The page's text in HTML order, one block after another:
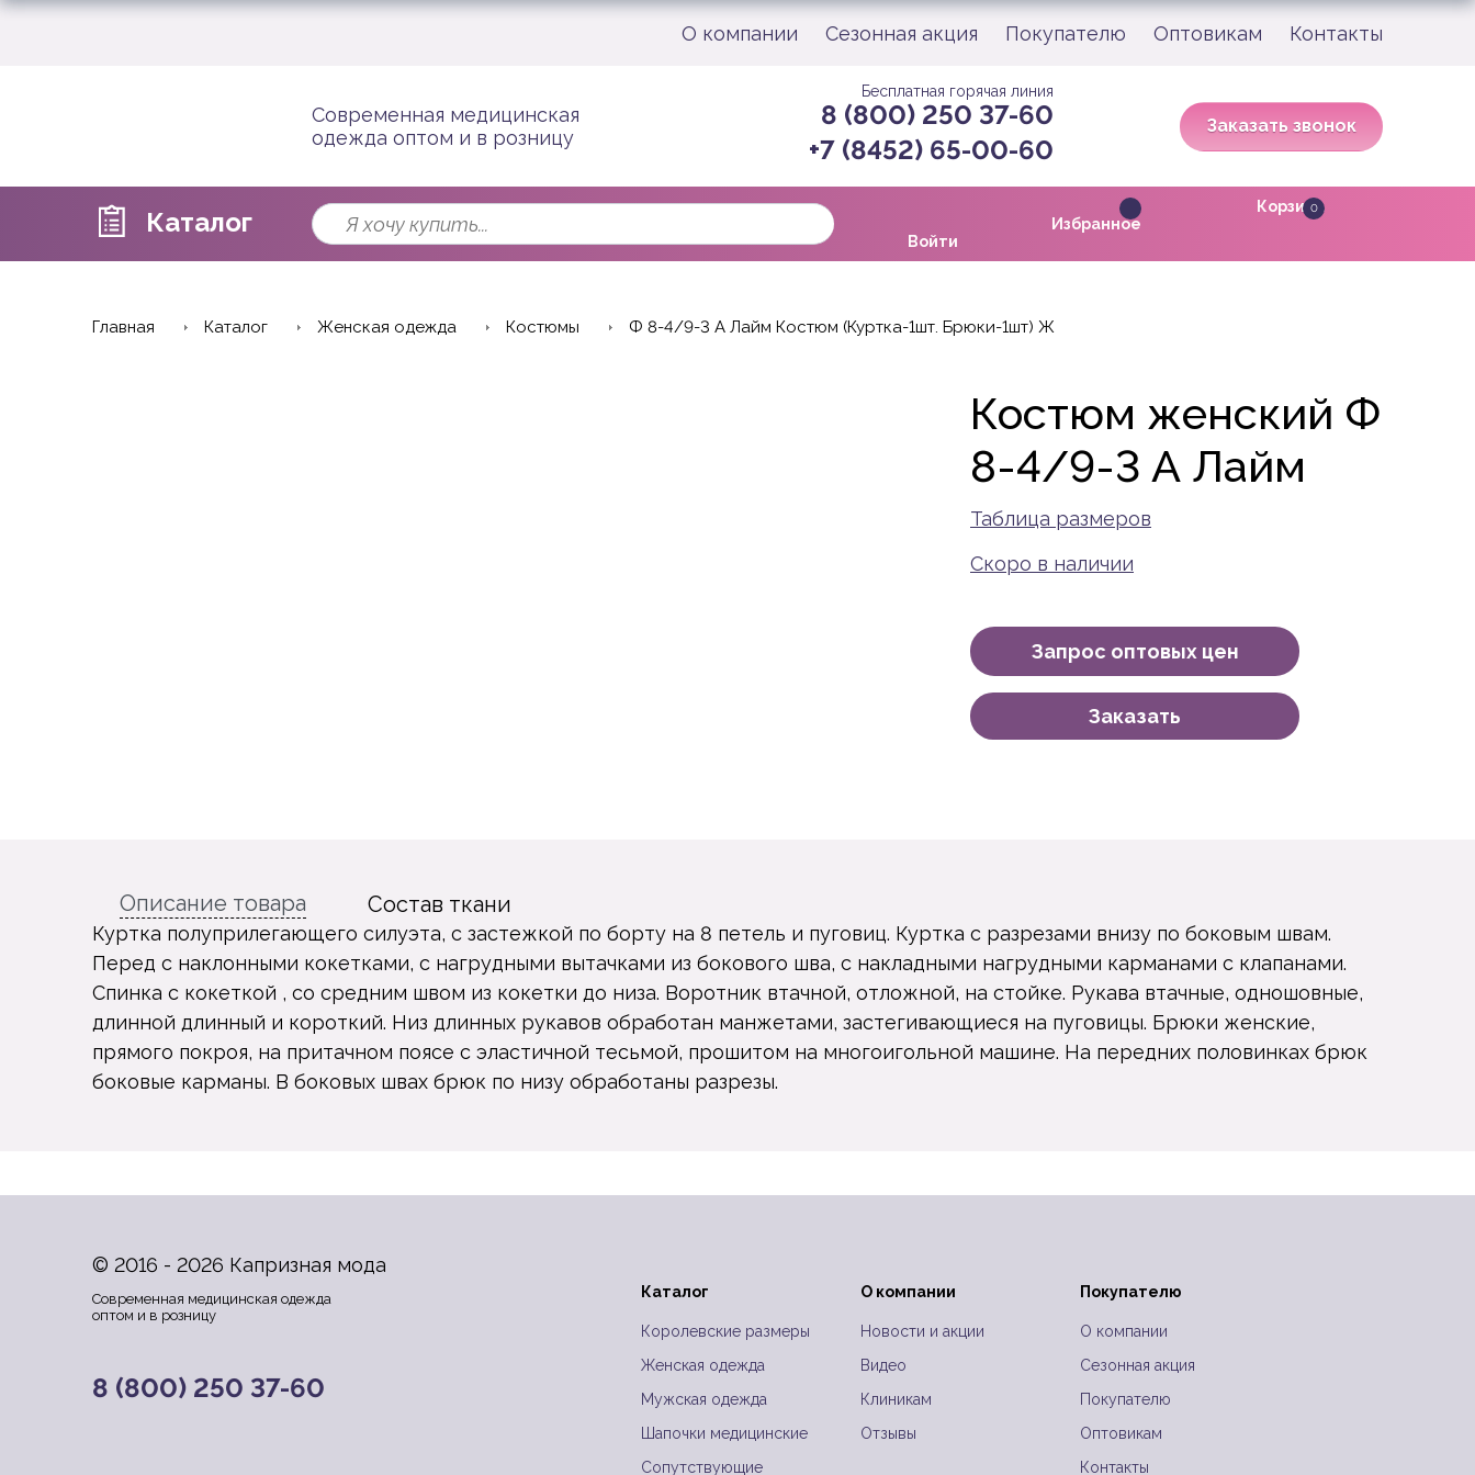
О компании Сезонная акция Покупателю Оптовикам Контакты
Современная медицинская
одежда оптом и в розницу
Бесплатная горячая линия
8 (800) 250 37-60
+7 (8452) 65-00-60
Заказать звонок
Каталог
Войти
Избранное
0
Корзина
Главная Каталог Женская одежда Костюмы Ф 8-4/9-3 А Лайм Костюм (Куртка-1шт. Брюки-1шт) Ж
Костюм женский Ф
8-4/9-3 А Лайм
Таблица размеров
Скоро в наличии
Запрос оптовых цен
Заказать
Описание товара Состав ткани
Куртка полуприлегающего силуэта, с застежкой по борту на 8 петель и пуговиц. Куртка с разрезами внизу по боковым швам.
Перед с наклонными кокетками, с нагрудными вытачками из бокового шва, с накладными нагрудными карманами с клапанами.
Спинка с кокеткой , со средним швом из кокетки до низа. Воротник втачной, отложной, на стойке. Рукава втачные, одношовные,
длинной длинный и короткий. Низ длинных рукавов обработан манжетами, застегивающиеся на пуговицы. Брюки женские,
прямого покроя, на притачном поясе с эластичной тесьмой, прошитом на многоигольной машине. На передних половинках брюк
боковые карманы. В боковых швах брюк по низу обработаны разрезы.
© 2016 - 2026 Капризная мода
Современная медицинская одежда
оптом и в розницу
8 (800) 250 37-60
Каталог
Королевские размеры
Женская одежда
Мужская одежда
Шапочки медицинские
Сопутствующие
О компании
Новости и акции
Видео
Клиникам
Отзывы
Покупателю
О компании
Сезонная акция
Покупателю
Оптовикам
Контакты